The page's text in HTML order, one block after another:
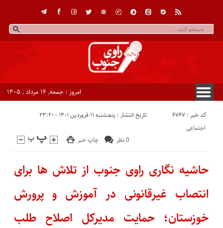
امروز : جمعه, ۱۶ مرداد , ۱۴۰۵
کد خبر : 6767 تاریخ انتشار : پنجشنبه ۱۱ فروردین ۱۴۰۱ - ۲۳:۲۰
چاپ خبر 0 نظر
اجتماعی
حاشیه نگاری راوی جنوب از تلاش ها برای
انتصاب غیرقانونی در آموزش و پرورش
خوزستان؛ حمایت مدیرکل اصلاح طلب